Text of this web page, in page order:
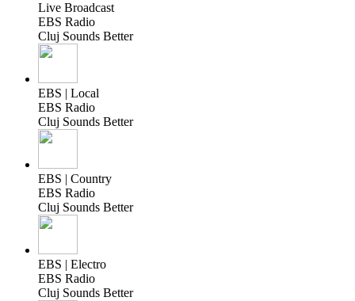
Live Broadcast
EBS Radio
Cluj Sounds Better
EBS | Local
EBS Radio
Cluj Sounds Better
EBS | Country
EBS Radio
Cluj Sounds Better
EBS | Electro
EBS Radio
Cluj Sounds Better